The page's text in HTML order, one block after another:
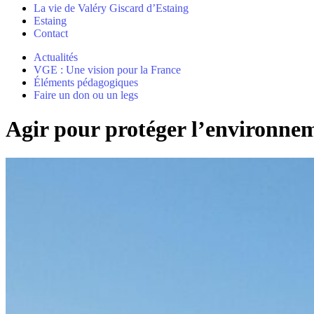
La vie de Valéry Giscard d’Estaing
Estaing
Contact
Actualités
VGE : Une vision pour la France
Éléments pédagogiques
Faire un don ou un legs
Agir pour protéger